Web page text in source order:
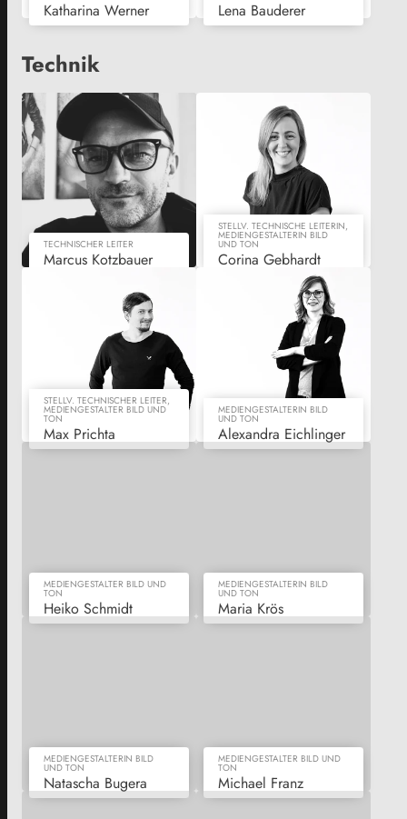
Katharina Werner Lena Bauderer
Technik
TECHNISCHER LEITER
Marcus Kotzbauer
STELLV. TECHNISCHE LEITERIN,
MEDIENGESTALTERIN BILD
UND TON
Corina Gebhardt
STELLV. TECHNISCHER LEITER,
MEDIENGESTALTER BILD UND
TON
Max Prichta
MEDIENGESTALTERIN BILD
UND TON
Alexandra Eichlinger
MEDIENGESTALTER BILD UND
TON
Heiko Schmidt
MEDIENGESTALTERIN BILD
UND TON
Maria Krös
MEDIENGESTALTERIN BILD
UND TON
Natascha Bugera
MEDIENGESTALTER BILD UND
TON
Michael Franz